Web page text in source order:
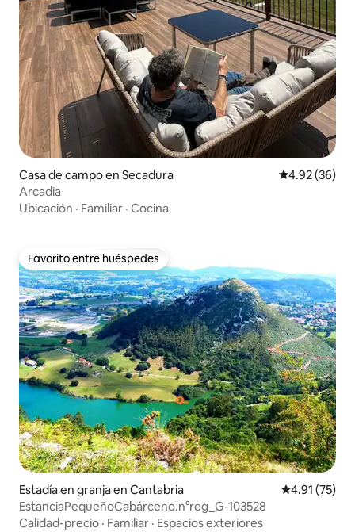
Casa de campo en Secadura Calificación
4.92 (36)
Arcadia
Ubicación · Familiar · Cocina
Favorito entre huéspedes
Favorito entre huéspedes
Estadía en granja en Cantabria Calificación
4.91 (75)
EstanciaPequeñoCabárceno.n°reg_G-103528
Calidad-precio · Familiar · Espacios exteriores